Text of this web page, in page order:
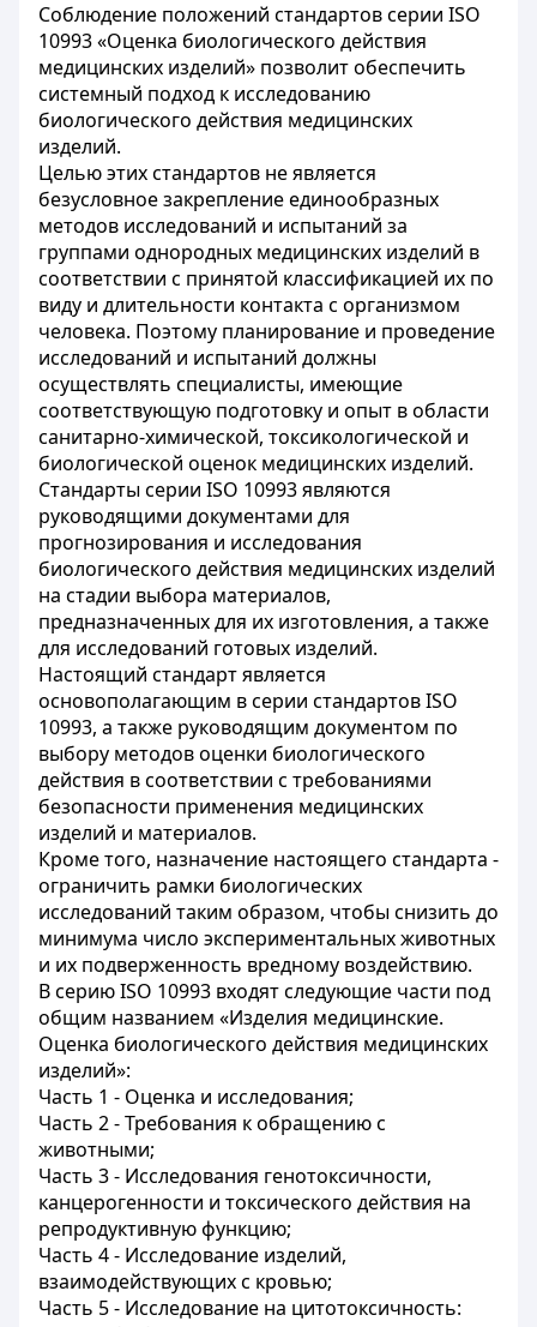
Соблюдение положений стандартов серии ISO
10993 «Оценка биологического действия
медицинских изделий» позволит обеспечить
системный подход к исследованию
биологического действия медицинских
изделий.
Целью этих стандартов не является
безусловное закрепление единообразных
методов исследований и испытаний за
группами однородных медицинских изделий в
соответствии с принятой классификацией их по
виду и длительности контакта с организмом
человека. Поэтому планирование и проведение
исследований и испытаний должны
осуществлять специалисты, имеющие
соответствующую подготовку и опыт в области
санитарно-химической, токсикологической и
биологической оценок медицинских изделий.
Стандарты серии ISO 10993 являются
руководящими документами для
прогнозирования и исследования
биологического действия медицинских изделий
на стадии выбора материалов,
предназначенных для их изготовления, а также
для исследований готовых изделий.
Настоящий стандарт является
основополагающим в серии стандартов ISO
10993, а также руководящим документом по
выбору методов оценки биологического
действия в соответствии с требованиями
безопасности применения медицинских
изделий и материалов.
Кроме того, назначение настоящего стандарта -
ограничить рамки биологических
исследований таким образом, чтобы снизить до
минимума число экспериментальных животных
и их подверженность вредному воздействию.
В серию ISO 10993 входят следующие части под
общим названием «Изделия медицинские.
Оценка биологического действия медицинских
изделий»:
Часть 1 - Оценка и исследования;
Часть 2 - Требования к обращению с
животными;
Часть 3 - Исследования генотоксичности,
канцерогенности и токсического действия на
репродуктивную функцию;
Часть 4 - Исследование изделий,
взаимодействующих с кровью;
Часть 5 - Исследование на цитотоксичность: